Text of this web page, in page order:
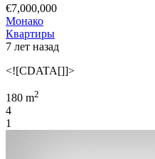
€7,000,000
Монако
Квартиры
7 лет назад
<![CDATA[]]>
180 m2
4
1